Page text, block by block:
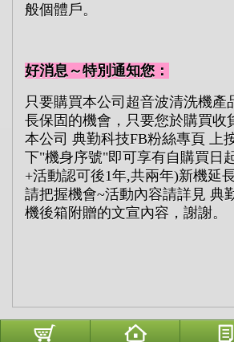
般個體戶。
好消息～特別通知您：
只要購買本公司超音波清洗機產
長保固的機會，只要您於購買收
本公司 典勤科技FB粉絲專頁 上
下"機身序號"即可享有自購買日
+活動認可後1年,共兩年)新機延
請把握機會~活動內容請詳見 典
機後箱附贈的文宣內容，謝謝。